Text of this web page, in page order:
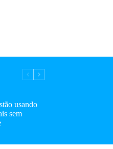
usando
sem